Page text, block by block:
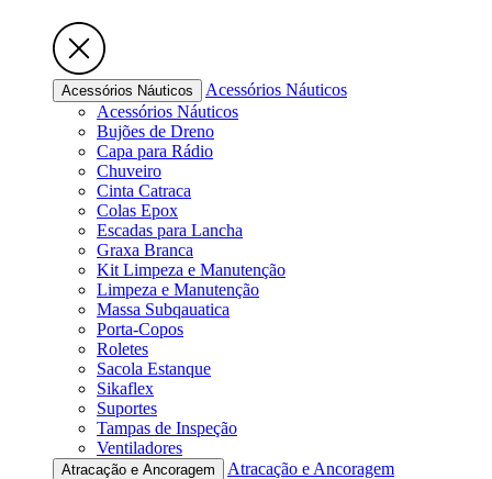
Acessórios Náuticos
Acessórios Náuticos
Acessórios Náuticos
Bujões de Dreno
Capa para Rádio
Chuveiro
Cinta Catraca
Colas Epox
Escadas para Lancha
Graxa Branca
Kit Limpeza e Manutenção
Limpeza e Manutenção
Massa Subqauatica
Porta-Copos
Roletes
Sacola Estanque
Sikaflex
Suportes
Tampas de Inspeção
Ventiladores
Atracação e Ancoragem
Atracação e Ancoragem